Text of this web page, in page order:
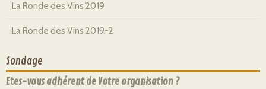
La Ronde des Vins 2019
La Ronde des Vins 2019-2
Sondage
Etes-vous adhérent de Votre organisation ?